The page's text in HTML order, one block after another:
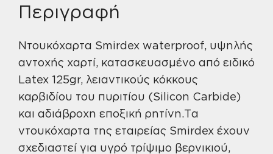
Περιγραφή
Ντουκόχαρτα Smirdex waterproof, υψηλής
αντοχής χαρτί, κατασκευασμένο από ειδικό
Latex 125gr, λειαντικούς κόκκους
καρβιδίου του πυριτίου (Silicon Carbide)
και αδιάβροχη εποξική ρητίνη.Τα
ντουκόχαρτα της εταιρείας Smirdex έχουν
σχεδιαστεί για υγρό τρίψιμο βερνικιού,